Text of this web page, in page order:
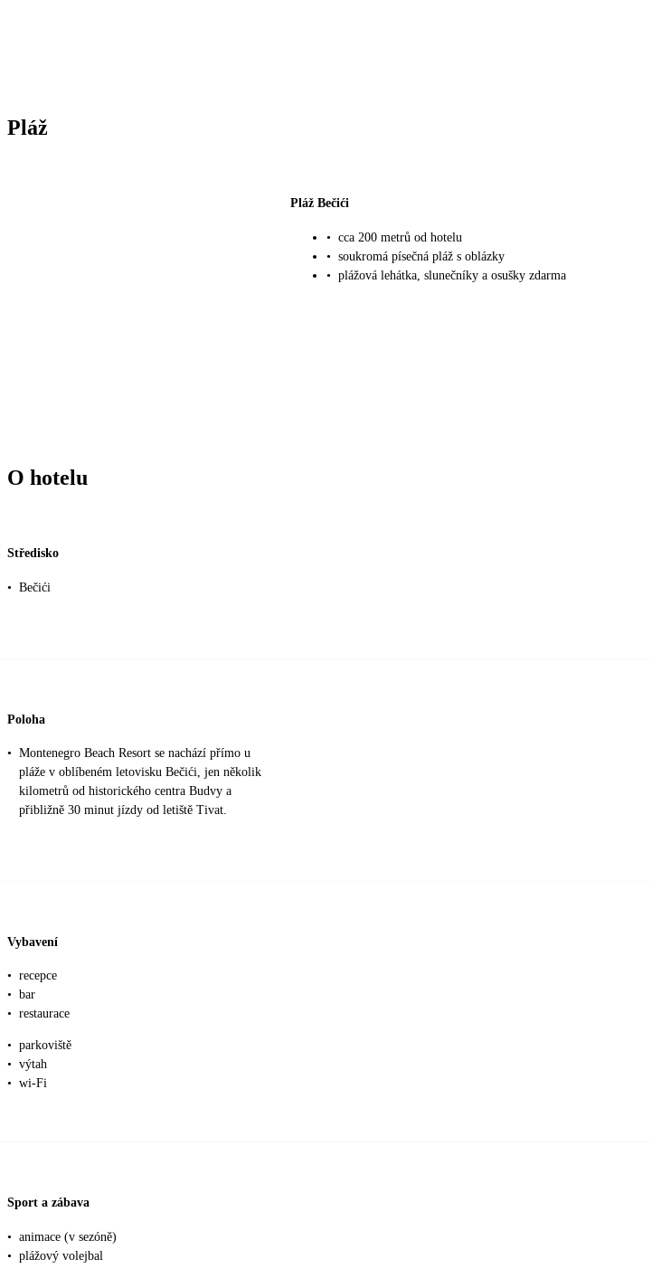
Pláž
Pláž Bečići
• cca 200 metrů od hotelu
• soukromá písečná pláž s oblázky
• plážová lehátka, slunečníky a osušky zdarma
O hotelu
Středisko
• Bečići
Poloha
• Montenegro Beach Resort se nachází přímo u
pláže v oblíbeném letovisku Bečići, jen několik
kilometrů od historického centra Budvy a
přibližně 30 minut jízdy od letiště Tivat.
Vybavení
• recepce
• bar
• restaurace
• parkoviště
• výtah
• wi-Fi
Sport a zábava
• animace (v sezóně)
• plážový volejbal